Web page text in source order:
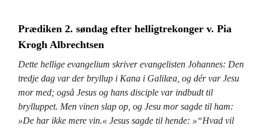
Prædiken 2. søndag efter helligtrekonger v. Pia
Krogh Albrechtsen
Dette hellige evangelium skriver evangelisten Johannes: Den
tredje dag var der bryllup i Kana i Galilæa, og dér var Jesu
mor med; også Jesus og hans disciple var indbudt til
brylluppet. Men vinen slap op, og Jesu mor sagde til ham:
»De har ikke mere vin.« Jesus sagde til hende: »“Hvad vil